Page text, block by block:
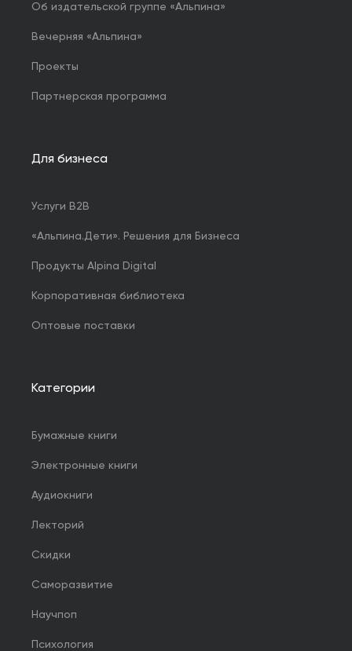
Об издательской группе «Альпина»
Вечерняя «Альпина»
Проекты
Партнерская программа
Для бизнеса
Услуги B2B
«Альпина.Дети». Решения для Бизнеса
Продукты Alpina Digital
Корпоративная библиотека
Оптовые поставки
Категории
Бумажные книги
Электронные книги
Аудиокниги
Лекторий
Скидки
Саморазвитие
Научпоп
Психология